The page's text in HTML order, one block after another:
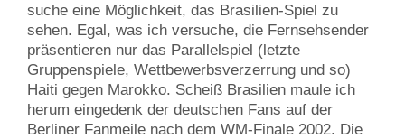
suche eine Möglichkeit, das Brasilien-Spiel zu
sehen. Egal, was ich versuche, die Fernsehsender
präsentieren nur das Parallelspiel (letzte
Gruppenspiele, Wettbewerbsverzerrung und so)
Haiti gegen Marokko. Scheiß Brasilien maule ich
herum eingedenk der deutschen Fans auf der
Berliner Fanmeile nach dem WM-Finale 2002. Die